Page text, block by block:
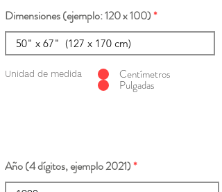
Dimensiones (ejemplo: 120 x 100)
Unidad de medida Centímetros
Pulgadas
Año (4 dígitos, ejemplo 2021)